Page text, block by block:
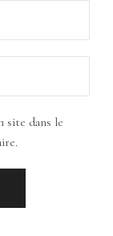
site dans le